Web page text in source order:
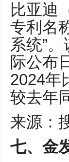
比亚迪
专利名
系统”
际公布
2024年
较去年
来源：
七、金